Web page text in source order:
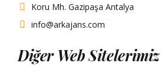
Koru Mh. Gazipaşa Antalya
info@arkajans.com
Diğer Web Sitelerimiz